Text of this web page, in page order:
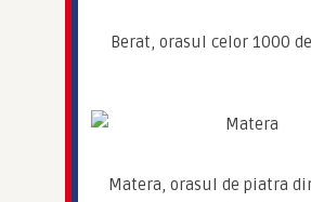
Berat, orasul celor 1000
Matera, orasul de piatra